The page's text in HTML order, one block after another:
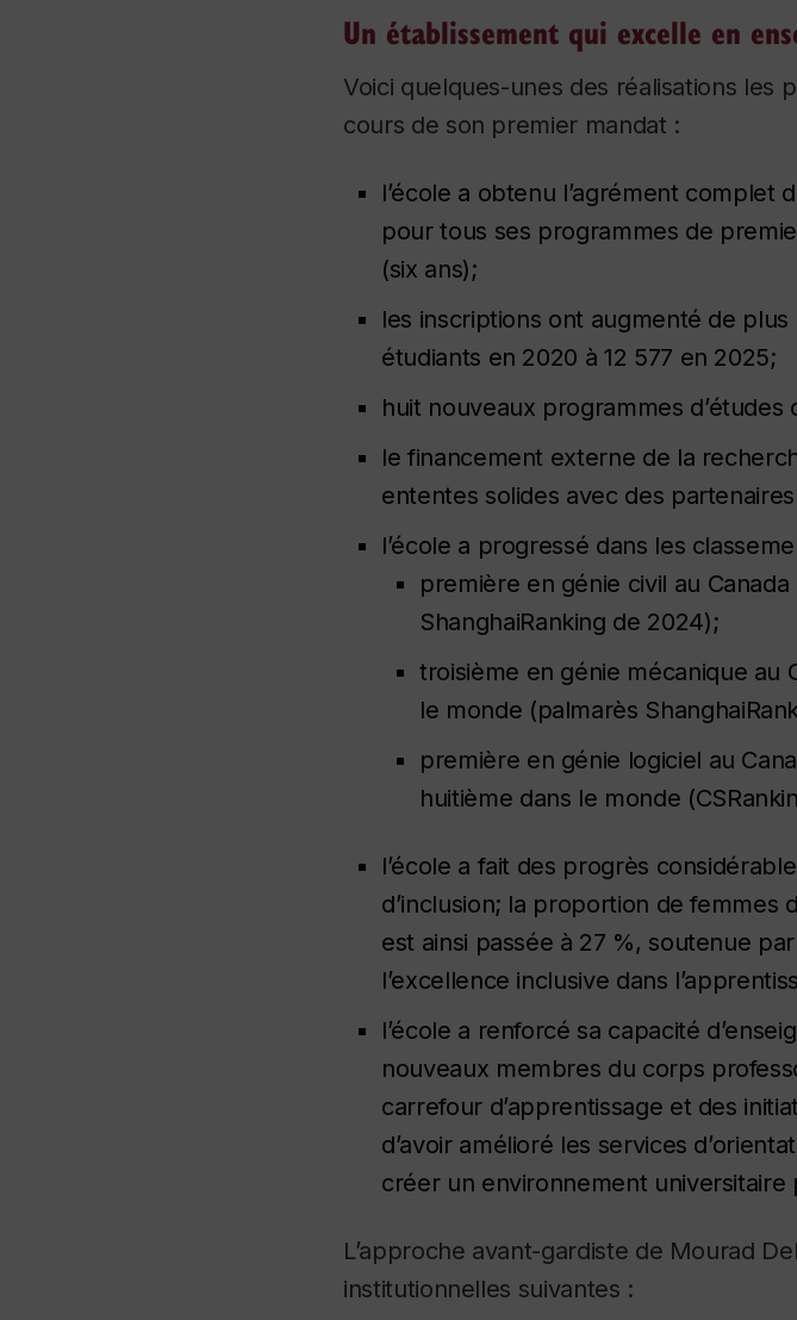
Un établissement qui excelle en
Voici quelques-unes des réalisations les
cours de son premier mandat :
l’école a obtenu l’agrément complet
pour tous ses programmes de
(six ans);
les inscriptions ont augmenté de
étudiants en 2020 à 12 577 en 2025;
huit nouveaux programmes
le financement externe de la
ententes solides avec des
l’école a progressé dans les
première en génie civil au
ShanghaiRanking de 2024);
troisième en génie mécanique au
le monde (palmarès
première en génie logiciel au
huitième dans le monde
l’école a fait des progrès
d’inclusion; la proportion de femmes
est ainsi passée à 27 %, soutenue
l’excellence inclusive dans
l’école a renforcé sa capacité
nouveaux membres du corps
carrefour d’apprentissage et des
d’avoir amélioré les services
créer un environnement
L’approche avant-gardiste de Mourad
institutionnelles suivantes :